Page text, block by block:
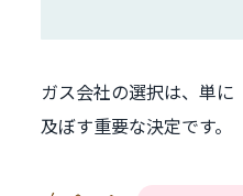
ガス会社の選択は、単
及ぼす重要な決定です。